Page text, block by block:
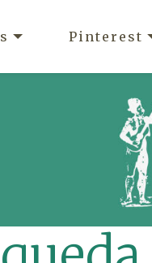
Pinterest